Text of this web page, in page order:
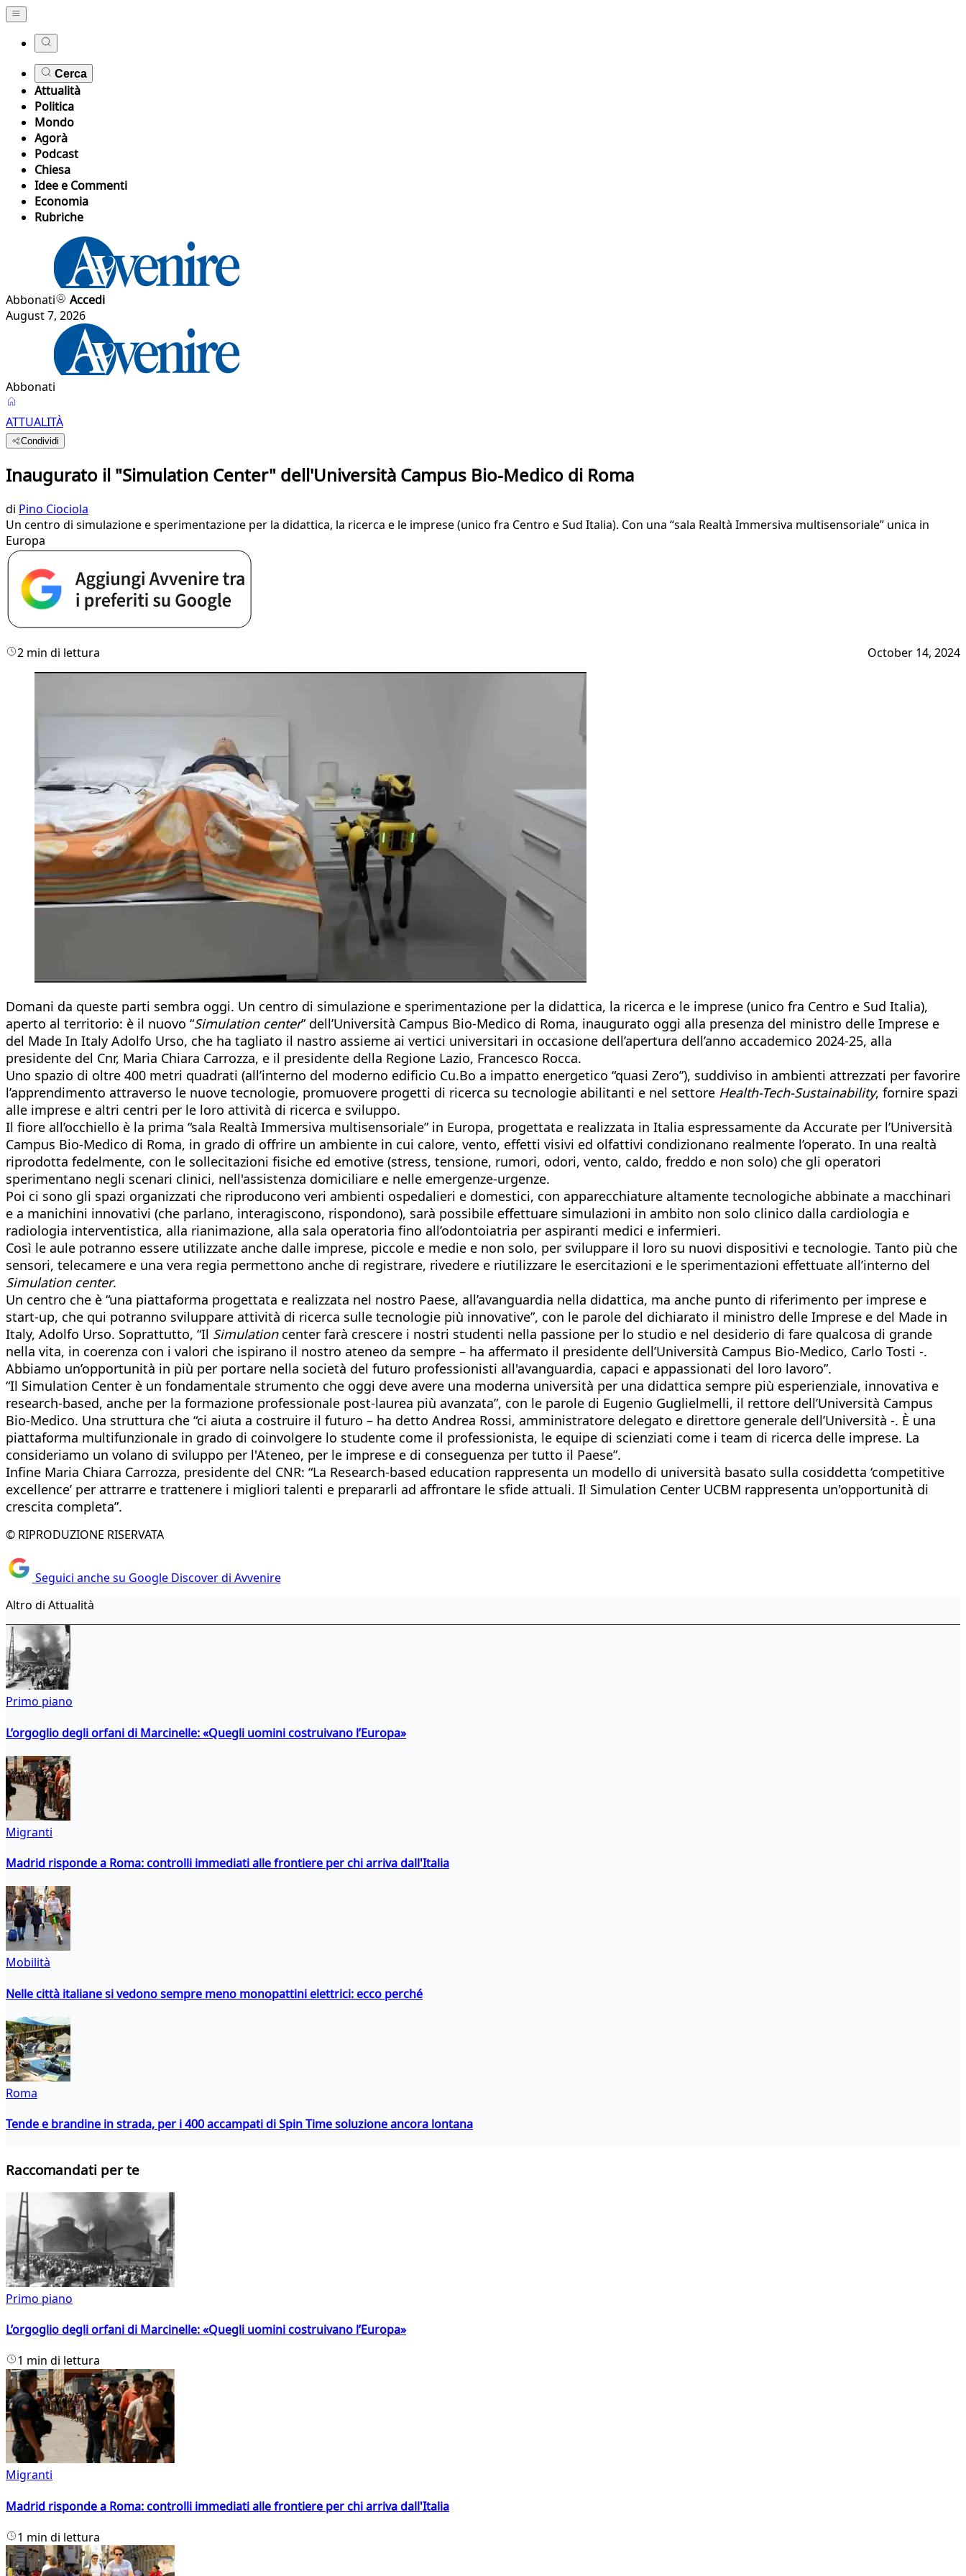
Cerca
Attualità
Politica
Mondo
Agorà
Podcast
Chiesa
Idee e Commenti
Economia
Rubriche
Abbonati
Accedi
August 7, 2026
Abbonati
ATTUALITÀ
Condividi
Inaugurato il "Simulation Center" dell'Università Campus Bio-Medico di Roma
di Pino Ciociola
Un centro di simulazione e sperimentazione per la didattica, la ricerca e le imprese (unico fra Centro e Sud Italia). Con una “sala Realtà Immersiva multisensoriale” unica in
Europa
2 min di lettura October 14, 2024
Domani da queste parti sembra oggi. Un centro di simulazione e sperimentazione per la didattica, la ricerca e le imprese (unico fra Centro e Sud Italia),
aperto al territorio: è il nuovo “Simulation center” dell’Università Campus Bio-Medico di Roma, inaugurato oggi alla presenza del ministro delle Imprese e
del Made In Italy Adolfo Urso, che ha tagliato il nastro assieme ai vertici universitari in occasione dell’apertura dell’anno accademico 2024-25, alla
presidente del Cnr, Maria Chiara Carrozza, e il presidente della Regione Lazio, Francesco Rocca.
Uno spazio di oltre 400 metri quadrati (all’interno del moderno edificio Cu.Bo a impatto energetico “quasi Zero”), suddiviso in ambienti attrezzati per favorire
l’apprendimento attraverso le nuove tecnologie, promuovere progetti di ricerca su tecnologie abilitanti e nel settore Health-Tech-Sustainability, fornire spazi
alle imprese e altri centri per le loro attività di ricerca e sviluppo.
Il fiore all’occhiello è la prima “sala Realtà Immersiva multisensoriale” in Europa, progettata e realizzata in Italia espressamente da Accurate per l’Università
Campus Bio-Medico di Roma, in grado di offrire un ambiente in cui calore, vento, effetti visivi ed olfattivi condizionano realmente l’operato. In una realtà
riprodotta fedelmente, con le sollecitazioni fisiche ed emotive (stress, tensione, rumori, odori, vento, caldo, freddo e non solo) che gli operatori
sperimentano negli scenari clinici, nell'assistenza domiciliare e nelle emergenze-urgenze.
Poi ci sono gli spazi organizzati che riproducono veri ambienti ospedalieri e domestici, con apparecchiature altamente tecnologiche abbinate a macchinari
e a manichini innovativi (che parlano, interagiscono, rispondono), sarà possibile effettuare simulazioni in ambito non solo clinico dalla cardiologia e
radiologia interventistica, alla rianimazione, alla sala operatoria fino all’odontoiatria per aspiranti medici e infermieri.
Così le aule potranno essere utilizzate anche dalle imprese, piccole e medie e non solo, per sviluppare il loro su nuovi dispositivi e tecnologie. Tanto più che
sensori, telecamere e una vera regia permettono anche di registrare, rivedere e riutilizzare le esercitazioni e le sperimentazioni effettuate all’interno del
Simulation center.
Un centro che è “una piattaforma progettata e realizzata nel nostro Paese, all’avanguardia nella didattica, ma anche punto di riferimento per imprese e
start-up, che qui potranno sviluppare attività di ricerca sulle tecnologie più innovative”, con le parole del dichiarato il ministro delle Imprese e del Made in
Italy, Adolfo Urso. Soprattutto, “Il Simulation center farà crescere i nostri studenti nella passione per lo studio e nel desiderio di fare qualcosa di grande
nella vita, in coerenza con i valori che ispirano il nostro ateneo da sempre – ha affermato il presidente dell’Università Campus Bio-Medico, Carlo Tosti -.
Abbiamo un’opportunità in più per portare nella società del futuro professionisti all'avanguardia, capaci e appassionati del loro lavoro”.
“Il Simulation Center è un fondamentale strumento che oggi deve avere una moderna università per una didattica sempre più esperienziale, innovativa e
research-based, anche per la formazione professionale post-laurea più avanzata”, con le parole di Eugenio Guglielmelli, il rettore dell’Università Campus
Bio-Medico. Una struttura che “ci aiuta a costruire il futuro – ha detto Andrea Rossi, amministratore delegato e direttore generale dell’Università -. È una
piattaforma multifunzionale in grado di coinvolgere lo studente come il professionista, le equipe di scienziati come i team di ricerca delle imprese. La
consideriamo un volano di sviluppo per l'Ateneo, per le imprese e di conseguenza per tutto il Paese”.
Infine Maria Chiara Carrozza, presidente del CNR: “La Research-based education rappresenta un modello di università basato sulla cosiddetta ‘competitive
excellence’ per attrarre e trattenere i migliori talenti e prepararli ad affrontare le sfide attuali. Il Simulation Center UCBM rappresenta un'opportunità di
crescita completa”.
© RIPRODUZIONE RISERVATA
Seguici anche su Google Discover di Avvenire
Altro di Attualità
Primo piano
L’orgoglio degli orfani di Marcinelle: «Quegli uomini costruivano l’Europa»
Migranti
Madrid risponde a Roma: controlli immediati alle frontiere per chi arriva dall'Italia
Mobilità
Nelle città italiane si vedono sempre meno monopattini elettrici: ecco perché
Roma
Tende e brandine in strada, per i 400 accampati di Spin Time soluzione ancora lontana
Raccomandati per te
Primo piano
L’orgoglio degli orfani di Marcinelle: «Quegli uomini costruivano l’Europa»
1 min di lettura
Migranti
Madrid risponde a Roma: controlli immediati alle frontiere per chi arriva dall'Italia
1 min di lettura